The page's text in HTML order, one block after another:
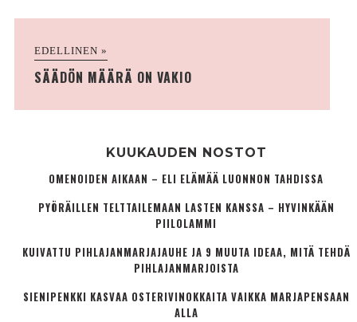
EDELLINEN »
SÄÄDÖN MÄÄRÄ ON VAKIO
KUUKAUDEN NOSTOT
OMENOIDEN AIKAAN – ELI ELÄMÄÄ LUONNON TAHDISSA
PYÖRÄILLEN TELTTAILEMAAN LASTEN KANSSA – HYVINKÄÄN
PIILOLAMMI
KUIVATTU PIHLAJANMARJAJAUHE JA 9 MUUTA IDEAA, MITÄ TEHDÄ
PIHLAJANMARJOISTA
SIENIPENKKI KASVAA OSTERIVINOKKAITA VAIKKA MARJAPENSAAN
ALLA